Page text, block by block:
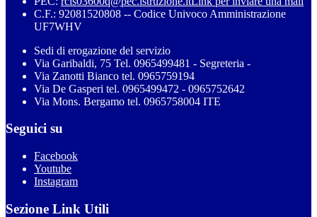
C.F.: 92081520808 -- Codice Univoco Amministrazione
UF7WHV
Sedi di erogazione del servizio
Via Garibaldi, 75 Tel. 0965499481 - Segreteria -
Via Zanotti Bianco tel. 0965759194
Via De Gasperi tel. 0965499472 - 0965752642
Via Mons. Bergamo tel. 0965758004 ITE
Seguici su
Facebook
Youtube
Instagram
Sezione Link Utili